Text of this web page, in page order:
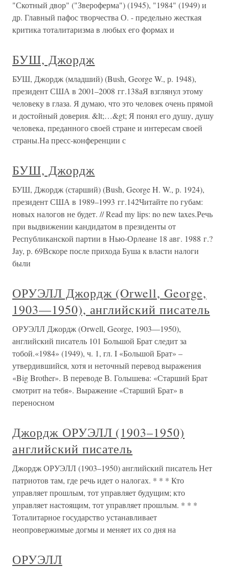
"Скотный двор" ("Звероферма") (1945), "1984" (1949) и
др. Главный пафос творчества О. - предельно жесткая
критика тоталитаризма в любых его формах и
БУШ, Джордж
БУШ, Джордж (младший) (Bush, George W., р. 1948),
президент США в 2001–2008 гг.138аЯ взглянул этому
человеку в глаза. Я думаю, что это человек очень прямой
и достойный доверия. &lt;…&gt; Я понял его душу, душу
человека, преданного своей стране и интересам своей
страны.На пресс-конференции с
БУШ, Джордж
БУШ, Джордж (старший) (Bush, George H. W., р. 1924),
президент США в 1989–1993 гг.142Читайте по губам:
новых налогов не будет. // Read my lips: no new taxes.Речь
при выдвижении кандидатом в президенты от
Республиканской партии в Нью-Орлеане 18 авг. 1988 г.?
Jay, p. 69Вскоре после прихода Буша к власти налоги
были
ОРУЭЛЛ Джордж (Orwell, George,
1903—1950), английский писатель
ОРУЭЛЛ Джордж (Orwell, George, 1903—1950),
английский писатель 101 Большой Брат следит за
тобой.«1984» (1949), ч. 1, гл. I «Большой Брат» –
утвердившийся, хотя и неточный перевод выражения
«Big Brother». В переводе В. Голышева: «Старший Брат
смотрит на тебя». Выражение «Старший Брат» в
переносном
Джордж ОРУЭЛЛ (1903–1950)
английский писатель
Джордж ОРУЭЛЛ (1903–1950) английский писатель Нет
патриотов там, где речь идет о налогах. * * * Кто
управляет прошлым, тот управляет будущим; кто
управляет настоящим, тот управляет прошлым. * * *
Тоталитарное государство устанавливает
неопровержимые догмы и меняет их со дня на
ОРУЭЛЛ